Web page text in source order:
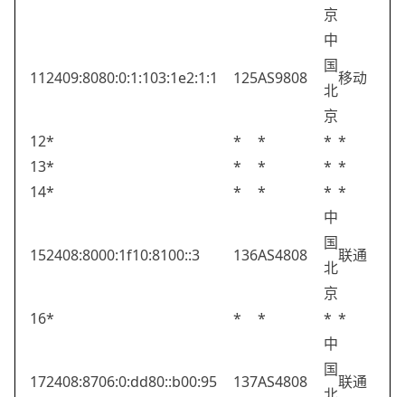
京
112409:8080:0:1:103:1e2:1:1 125AS9808
中
国
北
京
移动
12* * * * *
13* * * * *
14* * * * *
152408:8000:1f10:8100::3 136AS4808
中
国
北
京
联通
16* * * * *
172408:8706:0:dd80::b00:95 137AS4808
中
国
联通